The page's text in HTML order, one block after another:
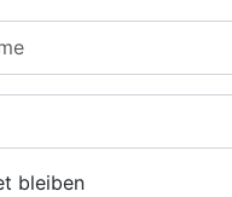
bleiben